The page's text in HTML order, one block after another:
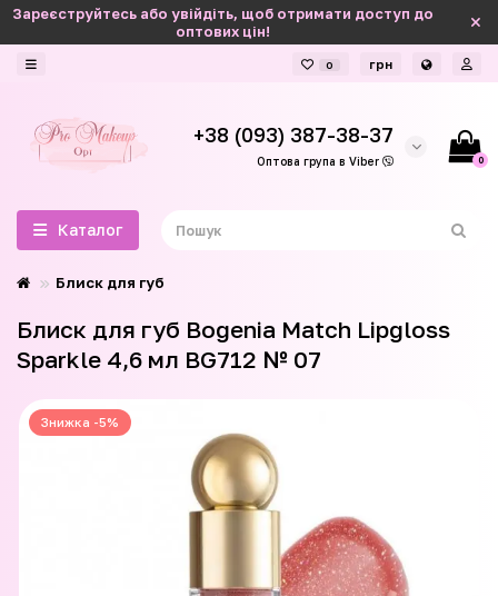
Зареєструйтесь або увійдіть, щоб отримати доступ до
оптових цін!
0 грн
+38 (093) 387-38-37
Оптова група в Viber 0
Каталог
Блиск для губ
Блиск для губ Bogenia Match Lipgloss
Sparkle 4,6 мл BG712 № 07
Знижка -5%